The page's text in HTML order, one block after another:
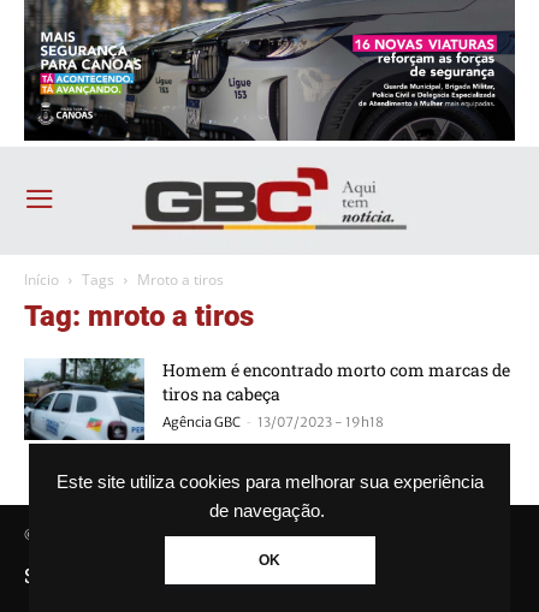
Este site utiliza cookies para melhorar sua experiência
de navegação.
OK
Início Tags Mroto a tiros
Tag: mroto a tiros
Homem é encontrado morto com marcas de
tiros na cabeça
Agência GBC - 13/07/2023 - 19h18
© Agência GBC. Aqui tem notícia. Todos os direitos reservados.
SAIBA MAIS SOBRE A AGÊNCIA GBC